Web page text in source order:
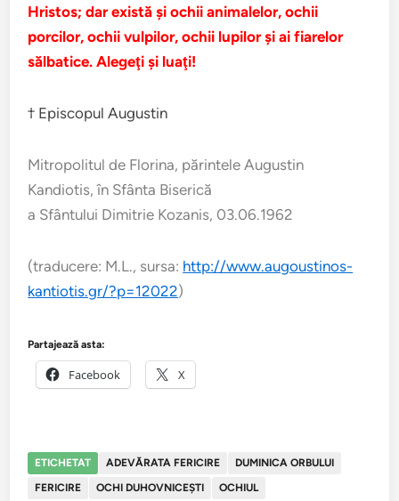
Hristos; dar există şi ochii animalelor, ochii
porcilor, ochii vulpilor, ochii lupilor şi ai fiarelor
sălbatice. Alegeţi şi luaţi!
† Episcopul Augustin
Mitropolitul de Florina, părintele Augustin
Kandiotis, în Sfânta Biserică
a Sfântului Dimitrie Kozanis, 03.06.1962
(traducere: M.L., sursa: http://www.augoustinos-
kantiotis.gr/?p=12022)
Partajează asta:
Facebook X
ETICHETAT ADEVĂRATA FERICIRE
DUMINICA ORBULUI
FERICIRE
OCHI DUHOVNICEȘTI OCHIUL